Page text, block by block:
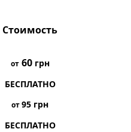
Стоимость
от60грн
БЕСПЛАТНО
от95 грн
БЕСПЛАТНО